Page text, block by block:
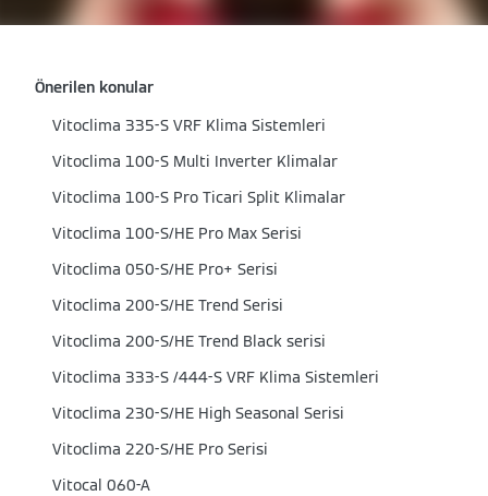
Önerilen konular
Vitoclima 335-S VRF Klima Sistemleri
Vitoclima 100-S Multi Inverter Klimalar
Vitoclima 100-S Pro Ticari Split Klimalar
Vitoclima 100-S/HE Pro Max Serisi
Vitoclima 050-S/HE Pro+ Serisi
Vitoclima 200-S/HE Trend Serisi
Vitoclima 200-S/HE Trend Black serisi
Vitoclima 333-S /444-S VRF Klima Sistemleri
Vitoclima 230-S/HE High Seasonal Serisi
Vitoclima 220-S/HE Pro Serisi
Vitocal 060-A